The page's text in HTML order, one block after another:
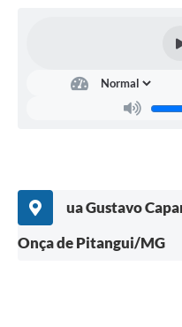
ua Gustavo
Onça de Pitangui/MG